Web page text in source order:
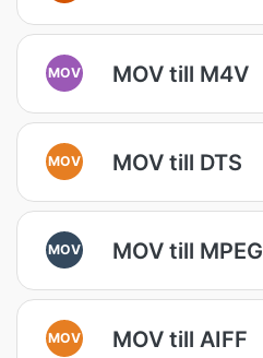
MOV MOV till M4V
MOV MOV till DTS
MOV MOV till MPEG
MOV MOV till AIFF